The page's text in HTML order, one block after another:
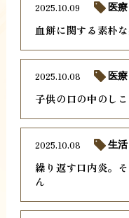
血餅に関する素朴
2025.10.09 医療
子供の口の中のし
2025.10.08 医療
繰り返す口内炎。
ん
2025.10.08 生活